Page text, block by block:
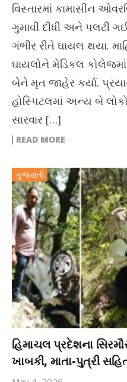
વિસ્તારમાં કામાસીન
ગુમાવી દીધી અને પલટી
ગંભીર રીતે ઘાયલ થયા.
ઘાયલોને મેડિકલ કોલેજમાં
બેને મૃત જાહેર કર્યા.
હોસ્પિટલમાં અન્ય બે
સારવાર […]
READ MORE
ગુજરાતી
હિમાચલ પ્રદેશના
ખાબકી, માતા-પુત્રી